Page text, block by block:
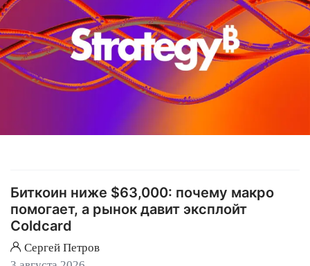
Биткоин ниже $63,000: почему макро
помогает, а рынок давит эксплойт
Coldcard
Сергей Петров